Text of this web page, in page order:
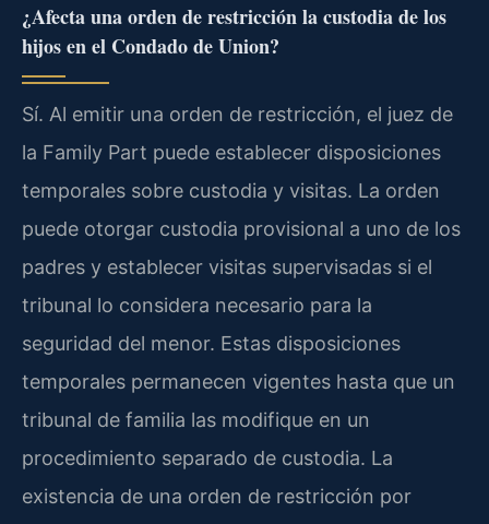
¿Afecta una orden de restricción la custodia de los
hijos en el Condado de Union?
Sí. Al emitir una orden de restricción, el juez de
la Family Part puede establecer disposiciones
temporales sobre custodia y visitas. La orden
puede otorgar custodia provisional a uno de los
padres y establecer visitas supervisadas si el
tribunal lo considera necesario para la
seguridad del menor. Estas disposiciones
temporales permanecen vigentes hasta que un
tribunal de familia las modifique en un
procedimiento separado de custodia. La
existencia de una orden de restricción por